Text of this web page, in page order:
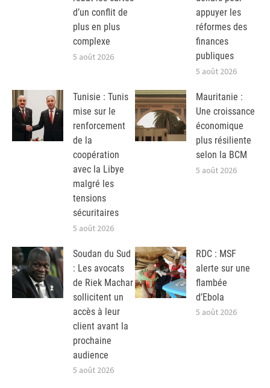
d’un conflit de
plus en plus
complexe
5 août 2026
appuyer les
réformes des
finances
publiques
5 août 2026
Tunisie : Tunis
mise sur le
renforcement
de la
coopération
avec la Libye
malgré les
tensions
sécuritaires
5 août 2026
Mauritanie :
Une croissance
économique
plus résiliente
selon la BCM
5 août 2026
Soudan du Sud
: Les avocats
de Riek Machar
sollicitent un
accès à leur
client avant la
prochaine
audience
5 août 2026
RDC : MSF
alerte sur une
flambée
d’Ebola
5 août 2026